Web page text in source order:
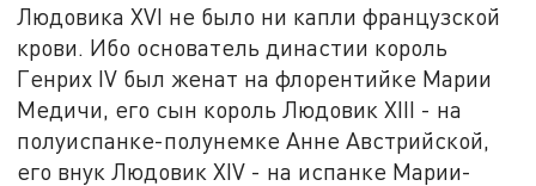
Людовика XVI не было ни капли французской
крови. Ибо основатель династии король
Генрих IV был женат на флорентийке Марии
Медичи, его сын король Людовик XIII - на
полуиспанке-полунемке Анне Австрийской,
его внук Людовик XIV - на испанке Марии-